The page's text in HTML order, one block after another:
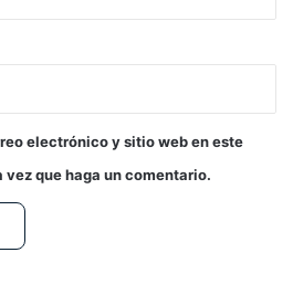
electrónico y sitio web en este
que haga un comentario.